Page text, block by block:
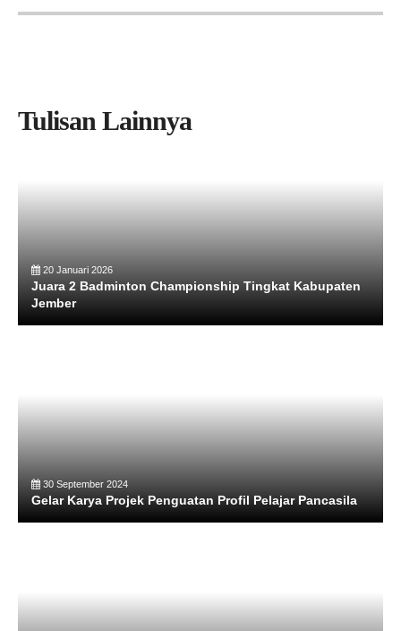
Tulisan Lainnya
20 Januari 2026
Juara 2 Badminton Championship Tingkat Kabupaten
Jember
30 September 2024
Gelar Karya Projek Penguatan Profil Pelajar Pancasila